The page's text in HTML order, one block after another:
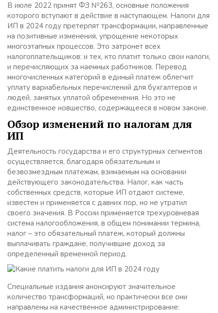
В июле 2022 принят ФЗ №263, основные положения
которого вступают в действие в наступающем. Налоги для
ИП в 2024 году претерпят трансформации, направленные
на позитивные изменения, упрощение некоторых
многоэтапных процессов. Это затронет всех
налогоплательщиков: и тех, кто платит только свои налоги,
и перечисляющих за наемных работников. Перевод
многочисленных категорий в единый платеж облегчит
уплату вариабельных перечислений для бухгалтеров и
людей, занятых уплатой обременения. Но это не
единственное новшество, содержащееся в новом законе.
Обзор изменений по налогам для
ИП
Деятельность государства и его структурных сегментов
осуществляется, благодаря обязательным и
безвозмездным платежам, взимаемым на основании
действующего законодательства. Налог, как часть
собственных средств, которые ИП отдают системе,
известен и применяется с давних пор, но не утратил
своего значения. В России применяется трехуровневая
система налогообложения, в общем понимании термина,
налог – это обязательный платеж, который должны
выплачивать граждане, получившие доход за
определенный временной период.
Специальные издания анонсируют значительное
количество трансформаций, но практически все они
направлены на качественное администрирование: